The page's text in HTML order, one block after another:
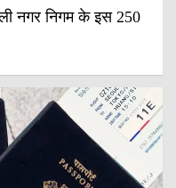
नगर निगम के इस 250